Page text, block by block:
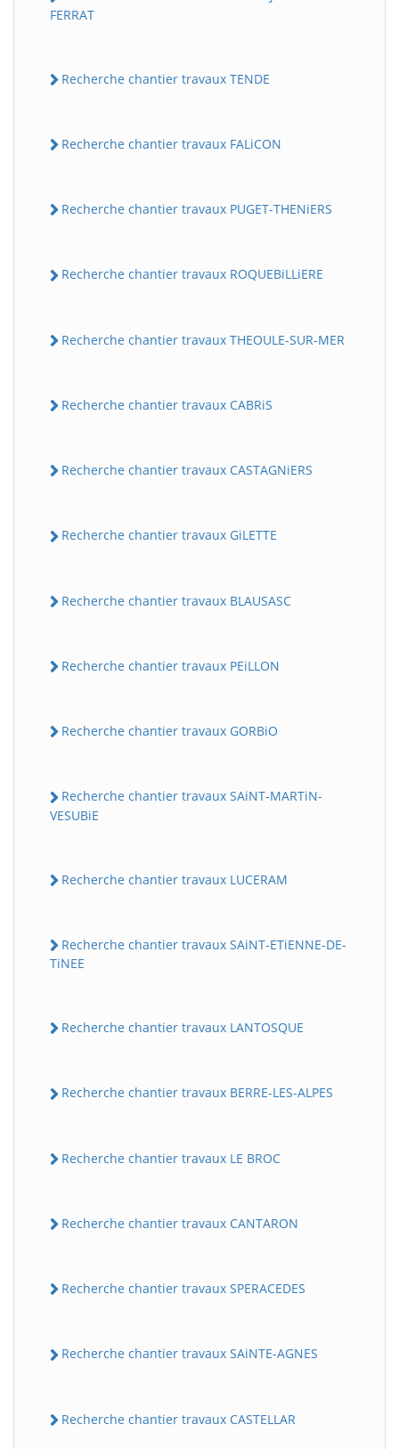
FERRAT
Recherche chantier travaux TENDE
Recherche chantier travaux FALiCON
Recherche chantier travaux PUGET-THENiERS
Recherche chantier travaux ROQUEBiLLiERE
Recherche chantier travaux THEOULE-SUR-MER
Recherche chantier travaux CABRiS
Recherche chantier travaux CASTAGNiERS
Recherche chantier travaux GiLETTE
Recherche chantier travaux BLAUSASC
Recherche chantier travaux PEiLLON
Recherche chantier travaux GORBiO
Recherche chantier travaux SAiNT-MARTiN-
VESUBiE
Recherche chantier travaux LUCERAM
Recherche chantier travaux SAiNT-ETiENNE-DE-
TiNEE
Recherche chantier travaux LANTOSQUE
Recherche chantier travaux BERRE-LES-ALPES
Recherche chantier travaux LE BROC
Recherche chantier travaux CANTARON
Recherche chantier travaux SPERACEDES
Recherche chantier travaux SAiNTE-AGNES
Recherche chantier travaux CASTELLAR